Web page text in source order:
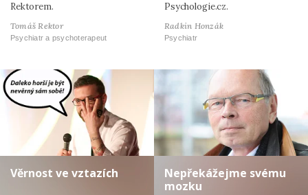
Rektorem.
Tomáš Rektor
Psychiatr a psychoterapeut
Psychologie.cz.
Radkin Honzák
Psychiatr
Věrnost ve vztazích
Nepřekážejme svému
mozku